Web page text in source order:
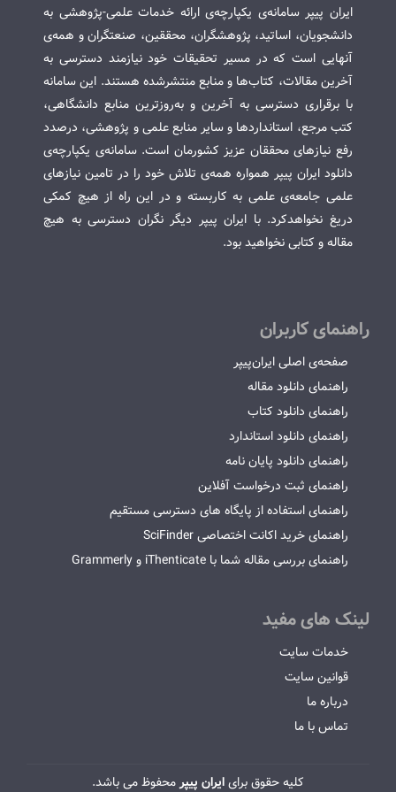
ایران پیپر سامانه‌ی یکپارچه‌ی ارائه خدمات علمی-پژوهشی به
دانشجویان، اساتید، پژوهشگران، محققین، صنعتگران و همه‌ی
آنهایی است که در مسیر تحقیقات خود نیازمند دسترسی به
آخرین مقالات، کتاب‌ها و منابع منتشرشده هستند. این سامانه
با برقراری دسترسی به آخرین و به‌روزترین منابع دانشگاهی،
کتب مرجع، استانداردها و سایر منابع علمی و پژوهشی، درصدد
رفع نیازهای محققان عزیز کشورمان است. سامانه‌ی یکپارچه‌ی
دانلود ایران پیپر همواره همه‌ی تلاش خود را در تامین نیازهای
علمی جامعه‌ی علمی به کاربسته و در این راه از هیچ کمکی
دریغ نخواهدکرد. با ایران پیپر دیگر نگران دسترسی به هیچ
مقاله و کتابی نخواهید بود.
راهنمای کاربران
صفحه‌ی اصلی ایران‌پیپر
راهنمای دانلود مقاله
راهنمای دانلود کتاب
راهنمای دانلود استاندارد
راهنمای دانلود پایان نامه
راهنمای ثبت درخواست آفلاین
راهنمای استفاده از پایگاه های دسترسی مستقیم
راهنمای خرید اکانت اختصاصی SciFinder
راهنمای بررسی مقاله شما با iThenticate و Grammerly
لینک های مفید
خدمات سایت
قوانین سایت
درباره ما
تماس با ما
کلیه حقوق برایایران پیپرمحفوظ می باشد.